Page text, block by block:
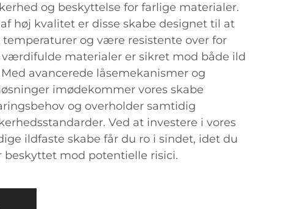
og beskyttelse for farlige materialer.
høj kvalitet er disse skabe designet til at
og være resistente over for
værdifulde materialer er sikret mod både ild
avancerede låsemekanismer og
imødekommer vores skabe
og overholder samtidig
Ved at investere i vores
ildfaste skabe får du ro i sindet, idet du
beskyttet mod potentielle risici.